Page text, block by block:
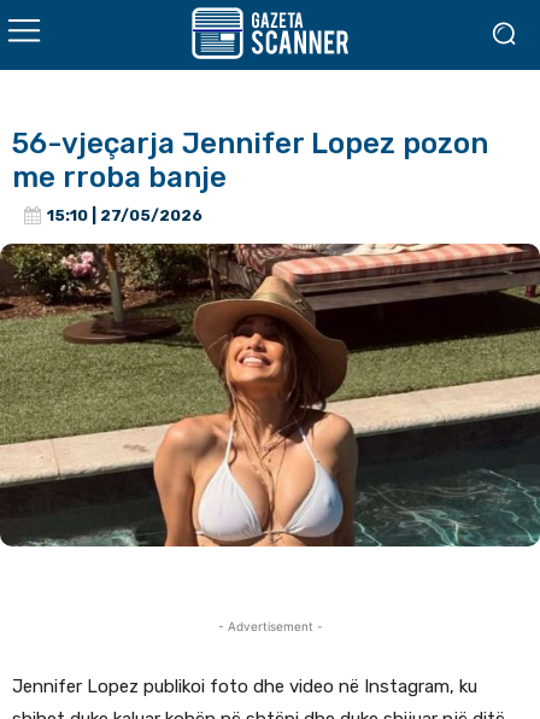
56-vjeçarja Jennifer Lopez pozon
me rroba banje
15:10 | 27/05/2026
- Advertisement -
Jennifer Lopez publikoi foto dhe video në Instagram, ku